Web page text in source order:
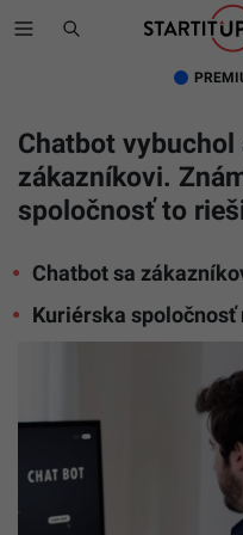
Chatbot vybuchol
zákazníkovi.
spoločnosť to
Chatbot sa
Kuriérska